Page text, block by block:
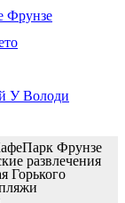
Фрунзе
У Володи
Парк Фрунзе
развлечения
Горького